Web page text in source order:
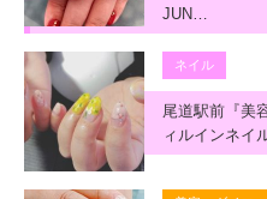
JUN…
ネイル
尾道駅前『美
ィルインネイ